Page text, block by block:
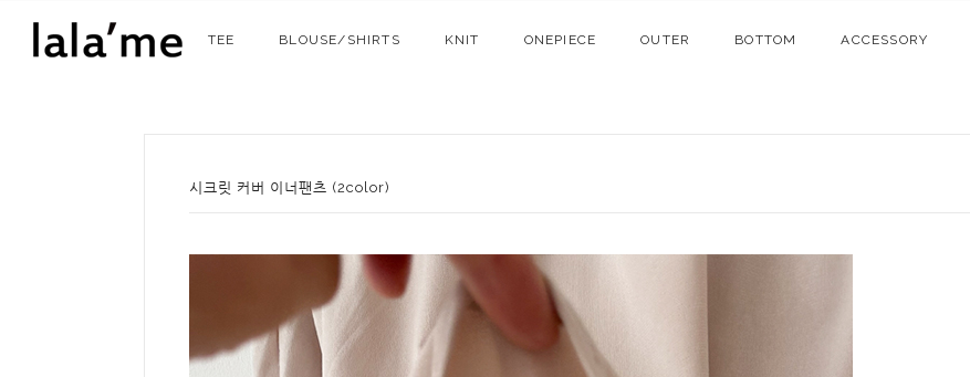
TEE BLOUSE/SHIRTS KNIT ONEPIECE OUTER BOTTOM ACCESSORY
시크릿 커버 이너팬츠 (2color)